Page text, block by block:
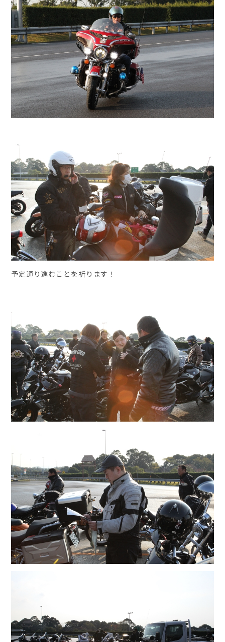
予定通り進むことを祈ります！